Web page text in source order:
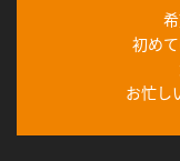
初め
お忙し